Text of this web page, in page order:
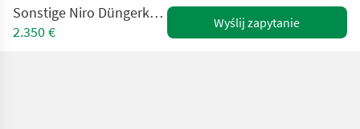
Sonstige Niro Düngerkasten und Düngerschnecke
2.350 €
Wyślij zapytanie